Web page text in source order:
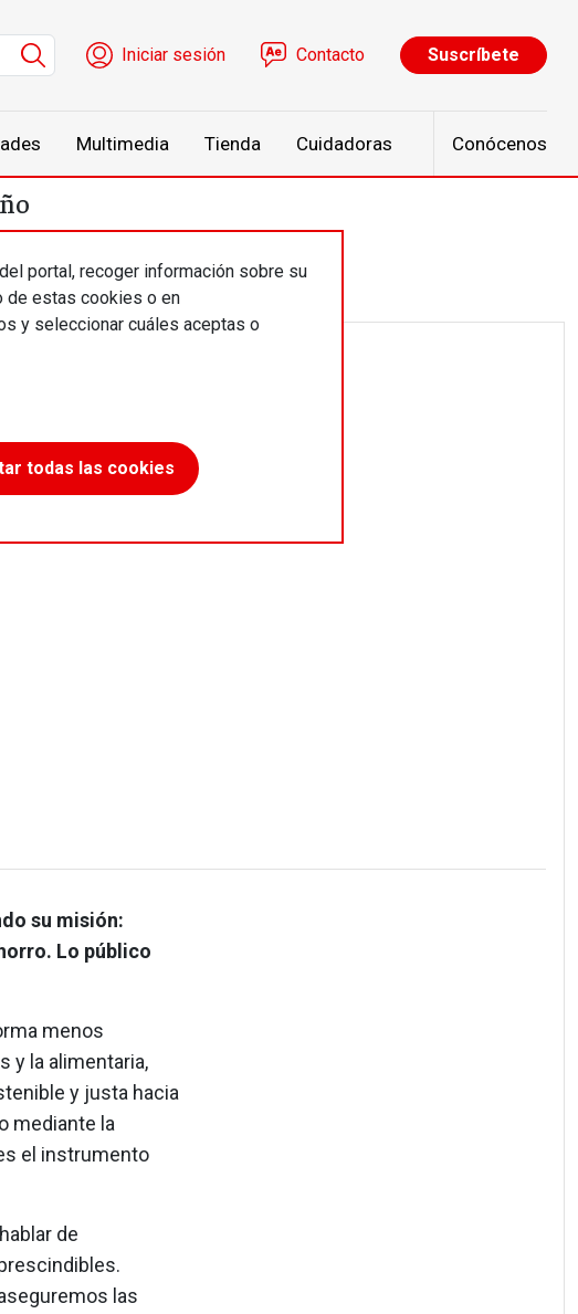
Menú de cuenta de usuario
Iniciar sesión Contacto Suscríbete
Multimedia Tienda Cuidadoras Conócenos
portal, recoger información sobre su
de estas cookies o en
y seleccionar cuáles aceptas o
todas las cookies
su misión:
Lo público
menos
y la alimentaria,
y justa hacia
mediante la
el instrumento
de
las